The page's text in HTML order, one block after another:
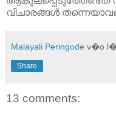
വിചാരങ്ങള്‍
Malayali Peringode v�o
Share
13 comments: